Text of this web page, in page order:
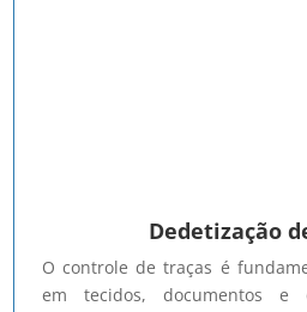
Dedetização
O controle de traças é
em tecidos, documentos e